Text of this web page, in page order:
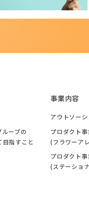
ループの
目指すこと
事業内容
アウトソー
プロダクト事
(フラワーア
プロダクト事
(ステーショ